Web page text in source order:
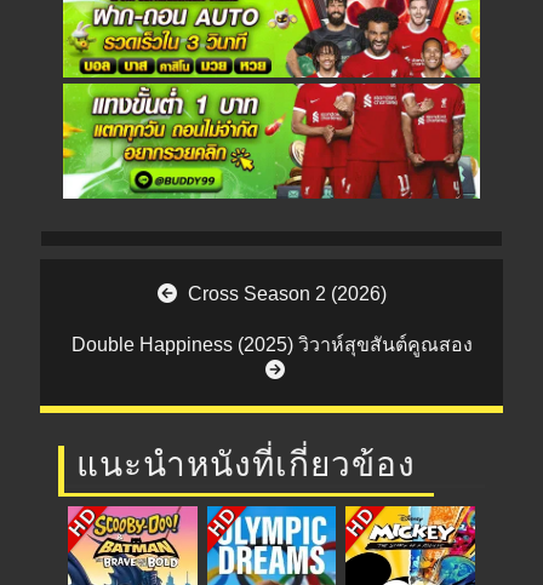
Post navigation Cross Season 2 (2026)
Double Happiness (2025) วิวาห์สุขสันต์คูณสอง
แนะนำหนังที่เกี่ยวข้อง
HD HD HD